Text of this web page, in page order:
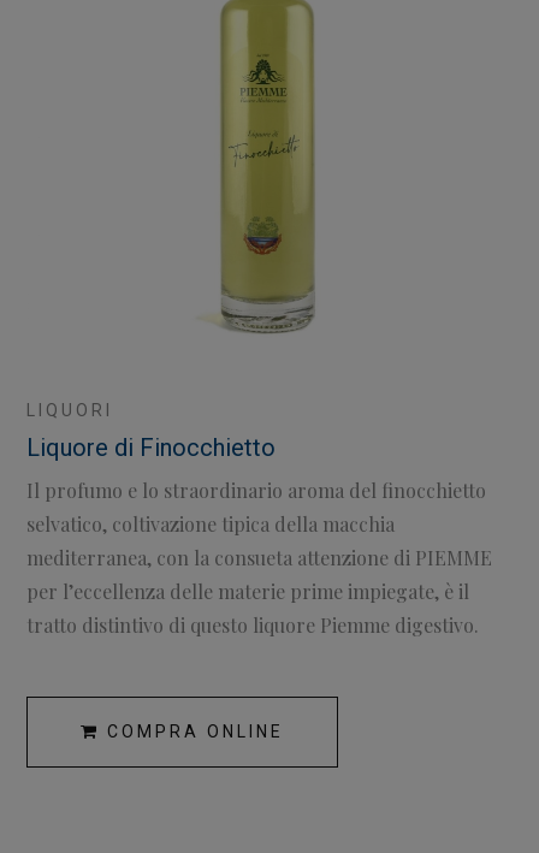
LIQUORI
Liquore di Finocchietto
Il profumo e lo straordinario aroma del finocchietto
selvatico, coltivazione tipica della macchia
mediterranea, con la consueta attenzione di PIEMME
per l’eccellenza delle materie prime impiegate, è il
tratto distintivo di questo liquore Piemme digestivo.
COMPRA ONLINE